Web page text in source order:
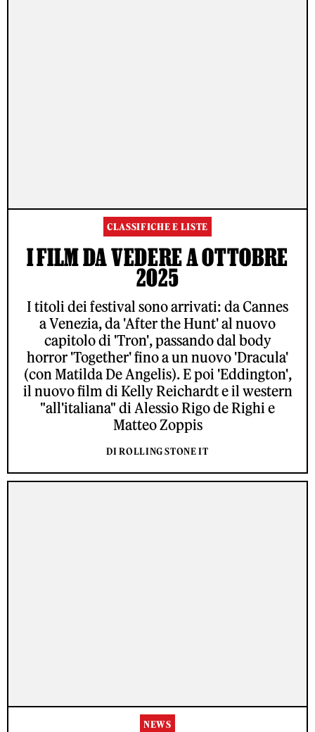
CLASSIFICHE E LISTE
I FILM DA VEDERE A OTTOBRE
2025
I titoli dei festival sono arrivati: da Cannes
a Venezia, da 'After the Hunt' al nuovo
capitolo di 'Tron', passando dal body
horror 'Together' fino a un nuovo 'Dracula'
(con Matilda De Angelis). E poi 'Eddington',
il nuovo film di Kelly Reichardt e il western
"all'italiana" di Alessio Rigo de Righi e
Matteo Zoppis
DI ROLLING STONE IT
NEWS